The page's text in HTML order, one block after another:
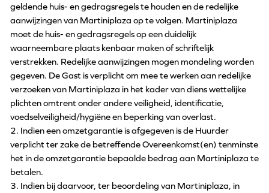
geldende huis- en gedragsregels te houden en de redelijke
aanwijzingen van Martiniplaza op te volgen. Martiniplaza
moet de huis- en gedragsregels op een duidelijk
waarneembare plaats kenbaar maken of schriftelijk
verstrekken. Redelijke aanwijzingen mogen mondeling worden
gegeven. De Gast is verplicht om mee te werken aan redelijke
verzoeken van Martiniplaza in het kader van diens wettelijke
plichten omtrent onder andere veiligheid, identificatie,
voedselveiligheid/hygiëne en beperking van overlast.
2. Indien een omzetgarantie is afgegeven is de Huurder
verplicht ter zake de betreffende Overeenkomst(en) tenminste
het in de omzetgarantie bepaalde bedrag aan Martiniplaza te
betalen.
3. Indien bij daarvoor, ter beoordeling van Martiniplaza, in